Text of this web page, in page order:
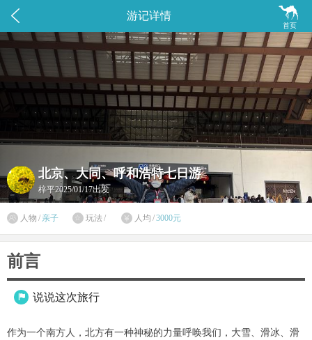
 
首页
游记详情
北京、大同、呼和浩特七日游
梓平2025/01/17出发
 人物 /亲子  玩法 /  人均 /3000元
前言
 说说这次旅行
作为一个南方人，北方有一种神秘的力量呼唤我们，大雪、滑冰、滑